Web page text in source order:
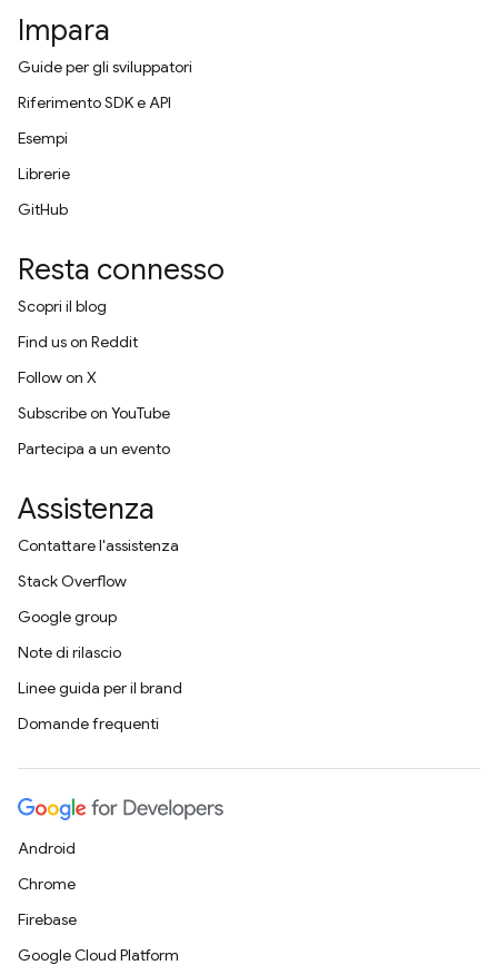
Impara
Guide per gli sviluppatori
Riferimento SDK e API
Esempi
Librerie
GitHub
Resta connesso
Scopri il blog
Find us on Reddit
Follow on X
Subscribe on YouTube
Partecipa a un evento
Assistenza
Contattare l'assistenza
Stack Overflow
Google group
Note di rilascio
Linee guida per il brand
Domande frequenti
Android
Chrome
Firebase
Google Cloud Platform